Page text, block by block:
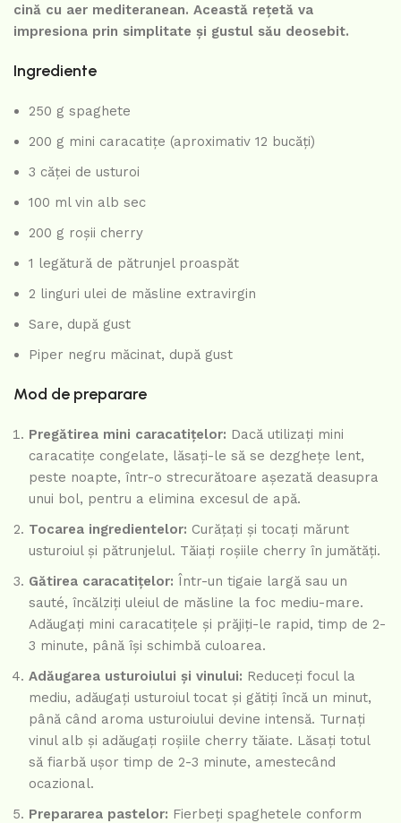
cină cu aer mediteranean. Această rețetă va
impresiona prin simplitate și gustul său deosebit.
Ingrediente
250 g spaghete
200 g mini caracatițe (aproximativ 12 bucăți)
3 căței de usturoi
100 ml vin alb sec
200 g roșii cherry
1 legătură de pătrunjel proaspăt
2 linguri ulei de măsline extravirgin
Sare, după gust
Piper negru măcinat, după gust
Mod de preparare
Pregătirea mini caracatițelor: Dacă utilizați mini
caracatițe congelate, lăsați-le să se dezghețe lent,
peste noapte, într-o strecurătoare așezată deasupra
unui bol, pentru a elimina excesul de apă.
Tocarea ingredientelor: Curățați și tocați mărunt
usturoiul și pătrunjelul. Tăiați roșiile cherry în jumătăți.
Gătirea caracatițelor: Într-un tigaie largă sau un
sauté, încălziți uleiul de măsline la foc mediu-mare.
Adăugați mini caracatițele și prăjiți-le rapid, timp de 2-
3 minute, până își schimbă culoarea.
Adăugarea usturoiului și vinului: Reduceți focul la
mediu, adăugați usturoiul tocat și gătiți încă un minut,
până când aroma usturoiului devine intensă. Turnați
vinul alb și adăugați roșiile cherry tăiate. Lăsați totul
să fiarbă ușor timp de 2-3 minute, amestecând
ocazional.
Prepararea pastelor: Fierbeți spaghetele conform